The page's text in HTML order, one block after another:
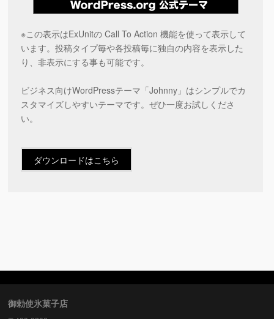
※この表示はExUnitの Call To Action 機能を使って表示して
います。投稿タイプ毎や各投稿毎に独自の内容を表示した
り、非表示にする事も可能です。
ビジネス向けWordPressテーマ「Johnny」はシンプルでカ
スタマイズしやすいテーマです。ぜひ一度お試しくださ
い。
ダウンロードはこちら
御勅使氷菓子店